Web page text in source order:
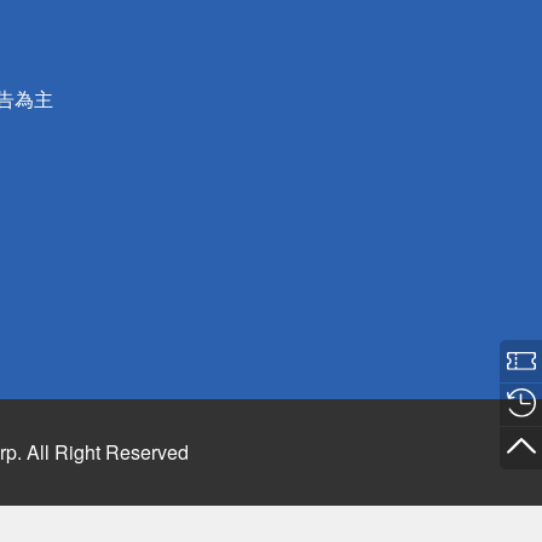
為主
All Right Reserved